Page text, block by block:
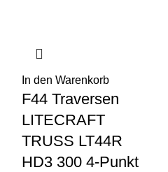
In den Warenkorb
F44 Traversen
LITECRAFT
TRUSS LT44R
HD3 300 4-Punkt